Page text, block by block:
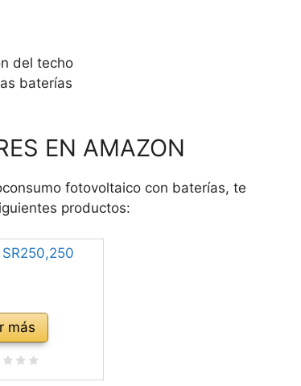
del techo
baterías
EN AMAZON
fotovoltaico con baterías, te
productos:
más